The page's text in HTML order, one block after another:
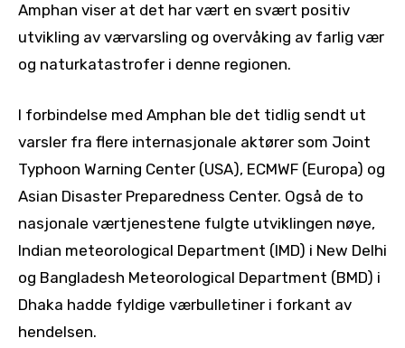
Amphan viser at det har vært en svært positiv
utvikling av værvarsling og overvåking av farlig vær
og naturkatastrofer i denne regionen.
I forbindelse med Amphan ble det tidlig sendt ut
varsler fra flere internasjonale aktører som Joint
Typhoon Warning Center (USA), ECMWF (Europa) og
Asian Disaster Preparedness Center. Også de to
nasjonale værtjenestene fulgte utviklingen nøye,
Indian meteorological Department (IMD) i New Delhi
og Bangladesh Meteorological Department (BMD) i
Dhaka hadde fyldige værbulletiner i forkant av
hendelsen.